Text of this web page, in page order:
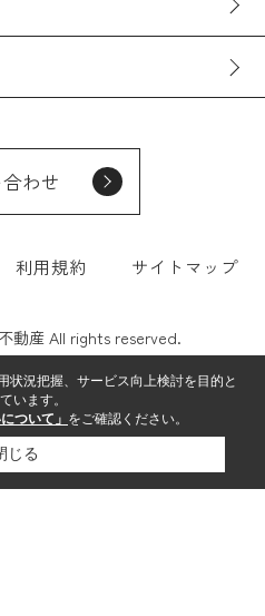
わせ
利用規約 サイトマップ
動産 All rights reserved.
状況把握、サービス向上検討を目的と
います。
ついて」 をご確認ください。
じる